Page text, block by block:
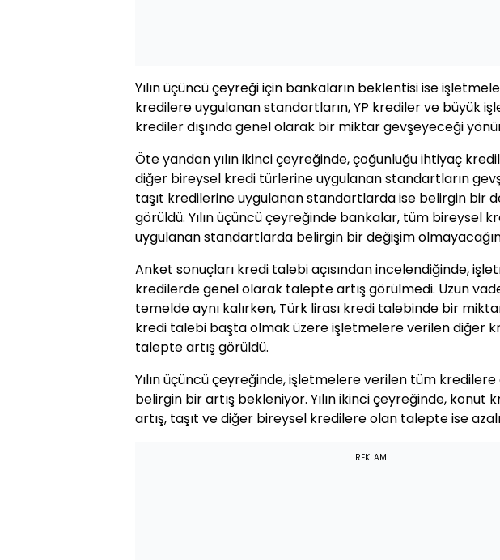
Yılın üçüncü çeyreği için bankaların beklentisi ise
kredilere uygulanan standartların, YP krediler ve büyük
krediler dışında genel olarak bir miktar gevşeyeceği
Öte yandan yılın ikinci çeyreğinde, çoğunluğu ihtiyaç
diğer bireysel kredi türlerine uygulanan standartların
taşıt kredilerine uygulanan standartlarda ise belirgin bir
görüldü. Yılın üçüncü çeyreğinde bankalar, tüm bireysel
uygulanan standartlarda belirgin bir değişim
Anket sonuçları kredi talebi açısından incelendiğinde,
kredilerde genel olarak talepte artış görülmedi. Uzun
temelde aynı kalırken, Türk lirası kredi talebinde bir
kredi talebi başta olmak üzere işletmelere verilen diğer
talepte artış görüldü.
Yılın üçüncü çeyreğinde, işletmelere verilen tüm
belirgin bir artış bekleniyor. Yılın ikinci çeyreğinde, konut
artış, taşıt ve diğer bireysel kredilere olan talepte ise
REKLAM